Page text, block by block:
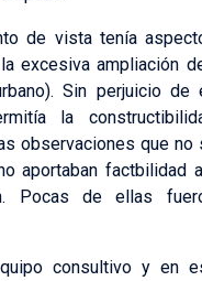
de vista tenía
excesiva ampliación
Sin perjuicio de
la
observaciones que no
aportaban factbilidad
Pocas de ellas
consultivo y en